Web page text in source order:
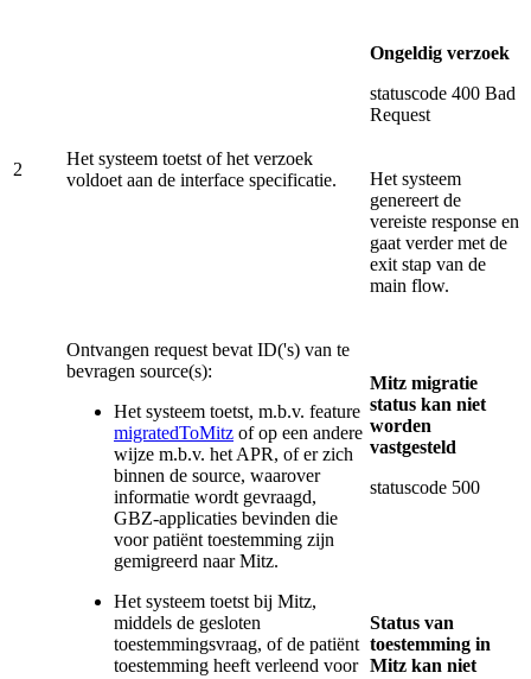
2
Het systeem toetst of het verzoek
voldoet aan de interface specificatie.
Ongeldig verzoek
statuscode 400 Bad
Request
Het systeem
genereert de
vereiste response en
gaat verder met de
exit stap van de
main flow.
Ontvangen request bevat ID('s) van te
bevragen source(s):
Het systeem toetst, m.b.v. feature
migratedToMitz of op een andere
wijze m.b.v. het APR, of er zich
binnen de source, waarover
informatie wordt gevraagd,
GBZ-applicaties bevinden die
voor patiënt toestemming zijn
gemigreerd naar Mitz.
Het systeem toetst bij Mitz,
middels de gesloten
toestemmingsvraag, of de patiënt
toestemming heeft verleend voor
Mitz migratie
status kan niet
worden
vastgesteld
statuscode 500
Status van
toestemming in
Mitz kan niet